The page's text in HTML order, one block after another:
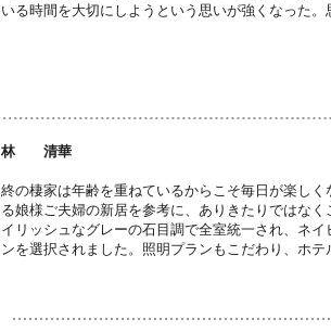
いる時間を大切にしようという思いが強くなった
林 清華
終の棲家は年齢を重ねているからこそ毎日が楽し
る娘様ご夫婦の新居を参考に、ありきたりではな
イリッシュなグレーの石目調で全室統一され、ネ
ンを選択されました。照明プランもこだわり、ホ